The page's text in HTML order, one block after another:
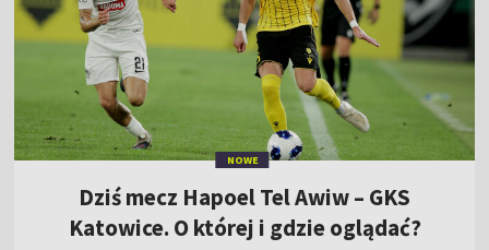
NOWE
Dziś mecz Hapoel Tel Awiw – GKS
Katowice. O której i gdzie oglądać?